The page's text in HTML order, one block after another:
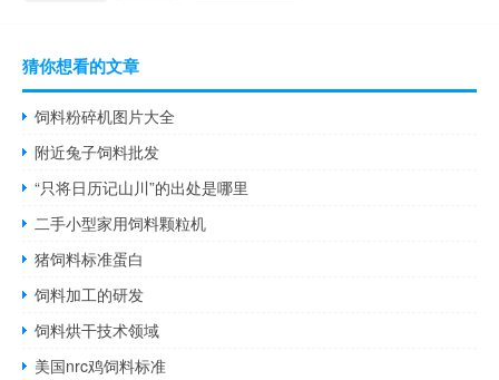
猜你想看的文章
饲料粉碎机图片大全
附近兔子饲料批发
“只将日历记山川”的出处是哪里
二手小型家用饲料颗粒机
猪饲料标准蛋白
饲料加工的研发
饲料烘干技术领域
美国nrc鸡饲料标准